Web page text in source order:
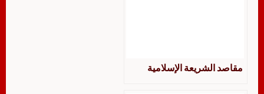
مقاصد الشريعة الإسلامية